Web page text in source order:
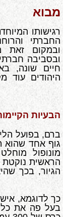
מבוא
רגישותו
החברתי
ובמקום זאת
ובסביבה
חיים שונה,
היהודים עוד
הבעיות
ברם, בפועל
גוף אחד שהוא
מונופול
הראשית נוקטת
הגיור, בכך
כך לדוגמא,
בעל פה את כל